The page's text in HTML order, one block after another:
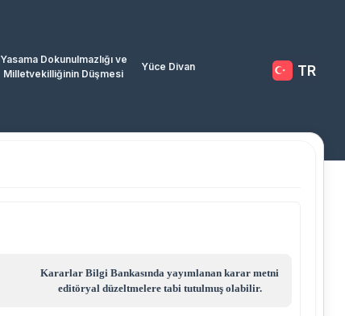
Yasama Dokunulmazlığı ve
Milletvekilliğinin Düşmesi
Yüce Divan TR
Kararlar Bilgi Bankasında yayımlanan karar metni
editöryal düzeltmelere tabi tutulmuş olabilir.